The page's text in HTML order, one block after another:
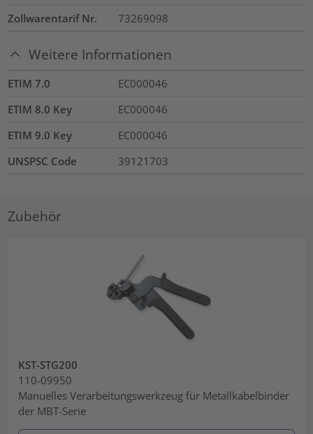
Zollwarentarif Nr. 73269098
Weitere Informationen
ETIM 7.0
EC000046
ETIM 8.0 Key
EC000046
ETIM 9.0 Key
EC000046
UNSPSC Code
39121703
Zubehör
KST-STG200
110-09950
Manuelles Verarbeitungswerkzeug für Metallkabelbinder
der MBT-Serie